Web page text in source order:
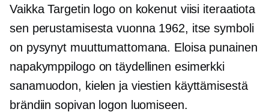
Vaikka Targetin logo on kokenut viisi iteraatiota
sen perustamisesta vuonna 1962, itse symboli
on pysynyt muuttumattomana. Eloisa punainen
napakymppilogo on täydellinen esimerkki
sanamuodon, kielen ja viestien käyttämisestä
brändiin sopivan logon luomiseen.